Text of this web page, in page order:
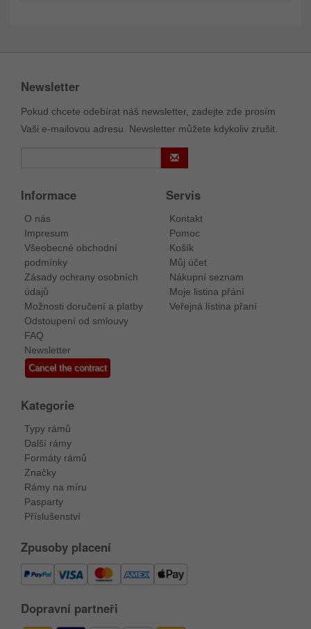
Newsletter
Pokud chcete odebírat náš newsletter, zadejte zde prosím
Vaši e-mailovou adresu. Newsletter můžete kdykoliv zrušit.
Informace
O nás
Impresum
Všeobecné obchodní
podmínky
Zásady ochrany osobních
údajů
Možnosti doručení a platby
Odstoupení od smlouvy
FAQ
Newsletter
Cancel the contract
Servis
Kontakt
Pomoc
Košík
Můj účet
Nákupní seznam
Moje listina přání
Veřejná lístina přaní
Kategorie
Typy rámů
Další rámy
Formáty rámů
Značky
Rámy na míru
Pasparty
Příslušenství
Zpusoby placení
Dopravní partneři